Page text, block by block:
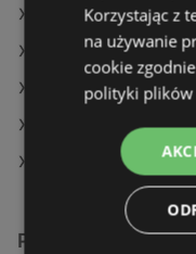
Aktualne gazetki
Aktualne gazetki
Aktualne gazetki
Aktualne gazetki
Sklepy Lidl w
Podobne sklepy
Korzystając z
na używanie
cookie
polityki plików